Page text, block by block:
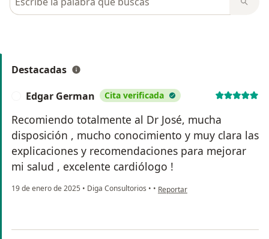
Destacadas
Edgar German Cita verificada
Recomiendo totalmente al Dr José, mucha
disposición , mucho conocimiento y muy clara las
explicaciones y recomendaciones para mejorar
mi salud , excelente cardiólogo !
19 de enero de 2025 • Diga Consultorios • • en opinión del usuario Edgar
Reportar